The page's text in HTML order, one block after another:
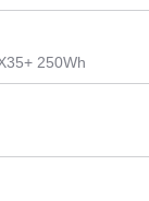
250Wh